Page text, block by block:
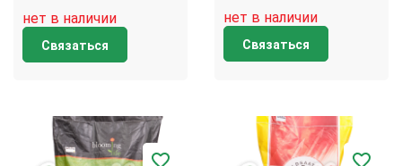
нет в наличии
Связаться
нет в наличии
Связаться